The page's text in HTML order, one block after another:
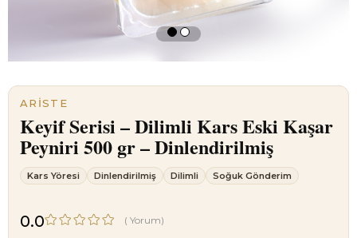
ARISTE
Keyif Serisi – Dilimli Kars Eski Kaşar
Peyniri 500 gr – Dinlendirilmiş
Kars Yöresi Dinlendirilmiş Dilimli Soğuk Gönderim
0.0 ( Yorum)